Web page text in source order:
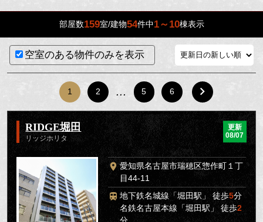
部屋数159室/建物54件中1～10棟表示
空室のある物件のみを表示
1 2 … 5 6
RIDGE堀田
リッジホリタ
更新
08/07
愛知県名古屋市瑞穂区惣作町１丁
目44-11
地下鉄名城線「堀田駅」 徒歩5分
名鉄名古屋本線「堀田駅」 徒歩2
分